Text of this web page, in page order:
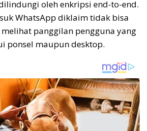
oleh enkripsi end-to-end.
WhatsApp diklaim tidak bisa
panggilan pengguna yang
ponsel maupun desktop.